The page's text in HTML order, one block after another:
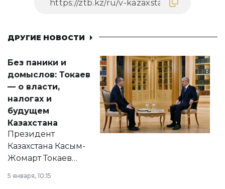
ДРУГИЕ НОВОСТИ
Без паники и
домыслов: Токаев
— о власти,
налогах и
будущем
Казахстана
Президент
Казахстана Касым-
Жомарт Токаев
сразу несколько
5 января, 10:15